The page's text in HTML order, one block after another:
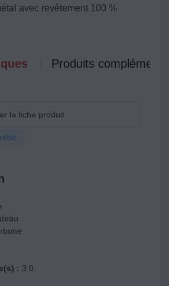
avec revêtement 100 %
Produits
la fiche produit
: 3.0